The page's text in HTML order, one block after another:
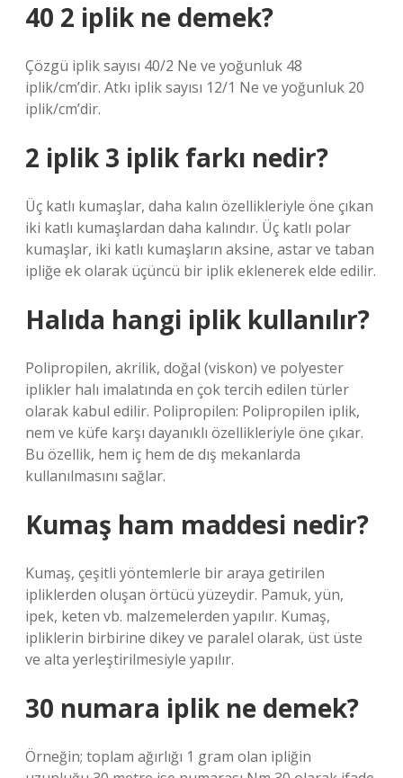
40 2 iplik ne demek?
Çözgü iplik sayısı 40/2 Ne ve yoğunluk 48
iplik/cm’dir. Atkı iplik sayısı 12/1 Ne ve yoğunluk 20
iplik/cm’dir.
2 iplik 3 iplik farkı nedir?
Üç katlı kumaşlar, daha kalın özellikleriyle öne çıkan
iki katlı kumaşlardan daha kalındır. Üç katlı polar
kumaşlar, iki katlı kumaşların aksine, astar ve taban
ipliğe ek olarak üçüncü bir iplik eklenerek elde edilir.
Halıda hangi iplik kullanılır?
Polipropilen, akrilik, doğal (viskon) ve polyester
iplikler halı imalatında en çok tercih edilen türler
olarak kabul edilir. Polipropilen: Polipropilen iplik,
nem ve küfe karşı dayanıklı özellikleriyle öne çıkar.
Bu özellik, hem iç hem de dış mekanlarda
kullanılmasını sağlar.
Kumaş ham maddesi nedir?
Kumaş, çeşitli yöntemlerle bir araya getirilen
ipliklerden oluşan örtücü yüzeydir. Pamuk, yün,
ipek, keten vb. malzemelerden yapılır. Kumaş,
ipliklerin birbirine dikey ve paralel olarak, üst üste
ve alta yerleştirilmesiyle yapılır.
30 numara iplik ne demek?
Örneğin; toplam ağırlığı 1 gram olan ipliğin